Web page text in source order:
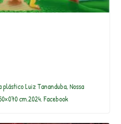
Luiz Tananduba, Nossa
cm.2024. Facebook